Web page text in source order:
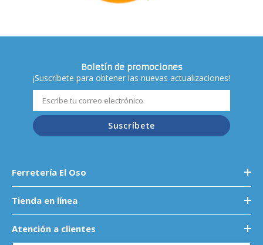
Boletín de promociones
¡Suscríbete para obtener las nuevas actualizaciones!
Suscríbete
Ferretería El Oso
Tienda en línea
Atención a clientes